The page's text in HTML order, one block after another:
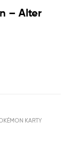
– Alter
KARTY